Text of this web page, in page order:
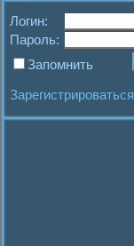
Логин:
Пароль:
Запомнить
Зарегистрироваться